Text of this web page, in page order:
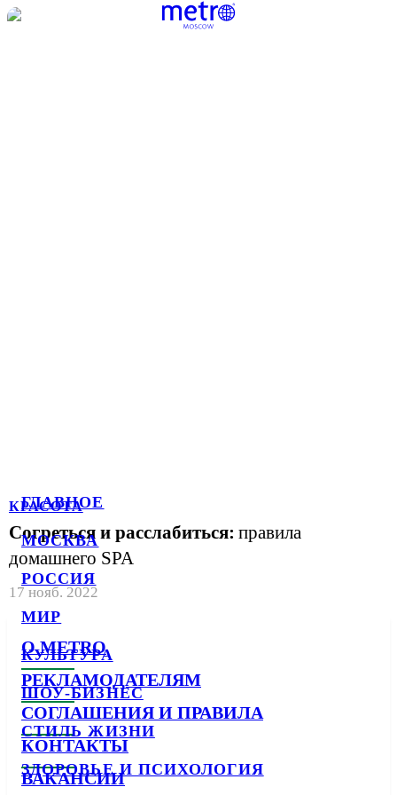
ГЛАВНОЕ
МОСКВА
РОССИЯ
МИР
КУЛЬТУРА
ШОУ-БИЗНЕС
СТИЛЬ ЖИЗНИ
ЗДОРОВЬЕ И ПСИХОЛОГИЯ
КРАСОТА
Согреться и расслабиться: правила
домашнего SPA
17 нояб. 2022
О METRO
РЕКЛАМОДАТЕЛЯМ
СОГЛАШЕНИЯ И ПРАВИЛА
КОНТАКТЫ
ВАКАНСИИ